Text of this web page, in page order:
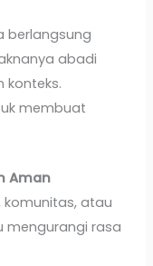
berlangsung
abadi
konteks.
membuat
Aman
komunitas, atau
mengurangi rasa